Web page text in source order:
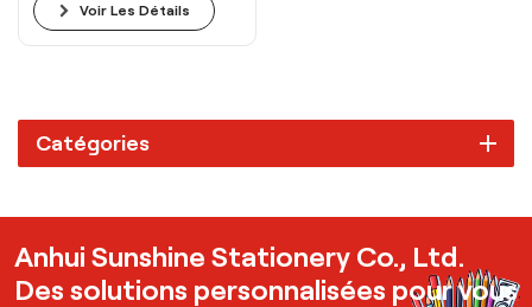
Voir Les Détails
Catégories
Anhui Sunshine Stationery Co., Ltd.
Des solutions personnalisées pour vous